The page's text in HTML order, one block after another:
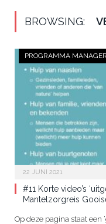
BROWSING:
PROGRAMMA
22 JUNI 2021
#11 Korte video’s
Mantelzorgreis
Op deze pagina staat een